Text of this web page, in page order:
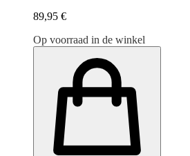
89,95 €
Op voorraad in de winkel